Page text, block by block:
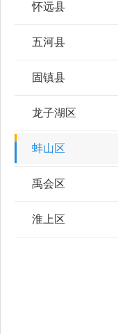
怀远县
五河县
固镇县
龙子湖区
蚌山区
禹会区
淮上区